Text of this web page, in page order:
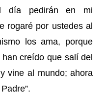
día pedirán en mi
rogaré por ustedes al
los ama, porque
creído que salí del
vine al mundo; ahora